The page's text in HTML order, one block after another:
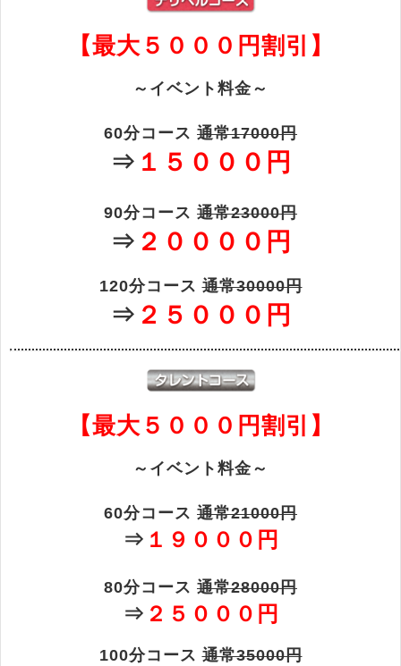
【最大５０００円割引】
～イベント料金～
60分コース 通常17000円
⇒ １５０００円
90分コース 通常23000円
⇒ ２００００円
120分コース通常30000円
⇒ ２５０００円
【最大５０００円割引】
～イベント料金～
60分コース 通常21000円
⇒ １９０００円
80分コース 通常28000円
⇒ ２５０００円
100分コース通常35000円